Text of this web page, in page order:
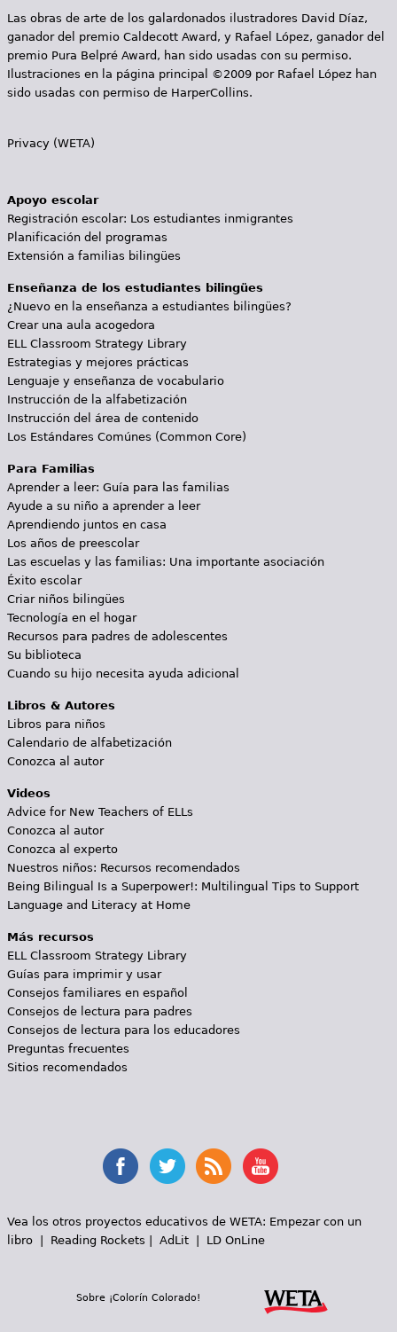
Las obras de arte de los galardonados ilustradores David Díaz,
ganador del premio Caldecott Award, y Rafael López, ganador del
premio Pura Belpré Award, han sido usadas con su permiso.
Ilustraciones en la página principal ©2009 por Rafael López han
sido usadas con permiso de HarperCollins.
Privacy (WETA)
Apoyo escolar
Registración escolar: Los estudiantes inmigrantes
Planificación del programas
Extensión a familias bilingües
Enseñanza de los estudiantes bilingües
¿Nuevo en la enseñanza a estudiantes bilingües?
Crear una aula acogedora
ELL Classroom Strategy Library
Estrategias y mejores prácticas
Lenguaje y enseñanza de vocabulario
Instrucción de la alfabetización
Instrucción del área de contenido
Los Estándares Comúnes (Common Core)
Para Familias
Aprender a leer: Guía para las familias
Ayude a su niño a aprender a leer
Aprendiendo juntos en casa
Los años de preescolar
Las escuelas y las familias: Una importante asociación
Éxito escolar
Criar niños bilingües
Tecnología en el hogar
Recursos para padres de adolescentes
Su biblioteca
Cuando su hijo necesita ayuda adicional
Libros & Autores
Libros para niños
Calendario de alfabetización
Conozca al autor
Videos
Advice for New Teachers of ELLs
Conozca al autor
Conozca al experto
Nuestros niños: Recursos recomendados
Being Bilingual Is a Superpower!: Multilingual Tips to Support
Language and Literacy at Home
Más recursos
ELL Classroom Strategy Library
Guías para imprimir y usar
Consejos familiares en español
Consejos de lectura para padres
Consejos de lectura para los educadores
Preguntas frecuentes
Sitios recomendados
Vea los otros proyectos educativos de WETA: Empezar con un
libro| Reading Rockets AdLit| LD OnLine
Sobre ¡Colorín Colorado!